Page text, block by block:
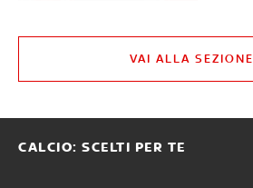
VAI ALLA SEZIONE
CALCIO: SCELTI PER TE